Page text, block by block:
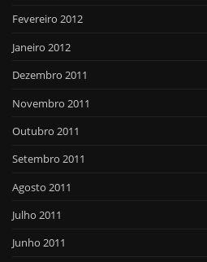
Fevereiro 2012
Janeiro 2012
Dezembro 2011
Novembro 2011
Outubro 2011
Setembro 2011
Agosto 2011
Julho 2011
Junho 2011